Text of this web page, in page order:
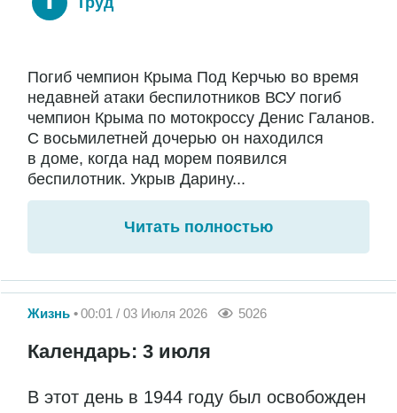
Погиб чемпион Крыма Под Керчью во время
недавней атаки беспилотников ВСУ погиб
чемпион Крыма по мотокроссу Денис Галанов.
С восьмилетней дочерью он находился
в доме, когда над морем появился
беспилотник. Укрыв Дарину...
Читать полностью
Жизнь 00:01 / 03 Июля 2026 5026
Календарь: 3 июля
В этот день в 1944 году был освобожден